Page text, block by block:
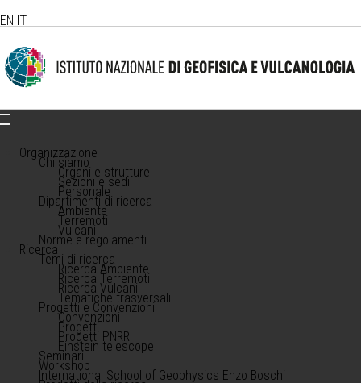
EN IT
Organizzazione
Chi siamo
Organi e strutture
Sezioni e sedi
Personale
Dipartimenti di ricerca
Ambiente
Terremoti
Vulcani
Norme e regolamenti
Ricerca
Temi di ricerca
Ricerca Ambiente
Ricerca Terremoti
Ricerca Vulcani
Tematiche trasversali
Progetti e Convenzioni
Convenzioni
Progetti
Progetti PNRR
Einstein telescope
Seminari
Workshop
International School of Geophysics Enzo Boschi